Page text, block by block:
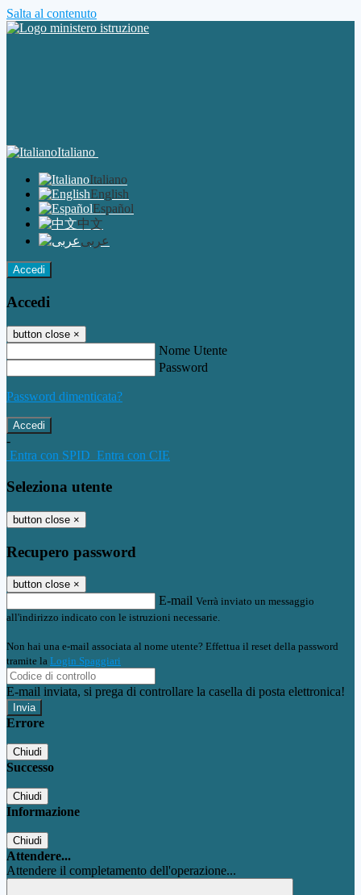
Salta al contenuto
Italiano
Italiano
English
Español
中文
عربى
Accedi
Accedi
button close ×
Nome Utente
Password
Password dimenticata?
-
Entra con SPID Entra con CIE
Seleziona utente
button close ×
Recupero password
button close ×
E-mail Verrà inviato un messaggio
all'indirizzo indicato con le istruzioni necessarie.
Non hai una e-mail associata al nome utente? Effettua il reset della password
tramite la Login Spaggiari
E-mail inviata, si prega di controllare la casella di posta elettronica!
Errore
Chiudi
Successo
Chiudi
Informazione
Chiudi
Attendere...
Attendere il completamento dell'operazione...